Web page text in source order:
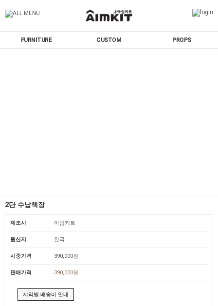
FURNITURE CUSTOM PROPS
2단 수납책장
제조사 아임키트
원산지 한국
시중가격 390,000원
판매가격 390,000원
지역별 배송비 안내